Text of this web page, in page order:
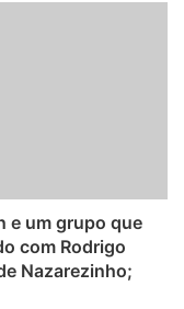
e um grupo que
com Rodrigo
Nazarezinho;